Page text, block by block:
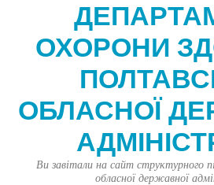
ОХОРОНИ
ОБЛАСНОЇ
Ви завітали на сайт структурного
обласної державної